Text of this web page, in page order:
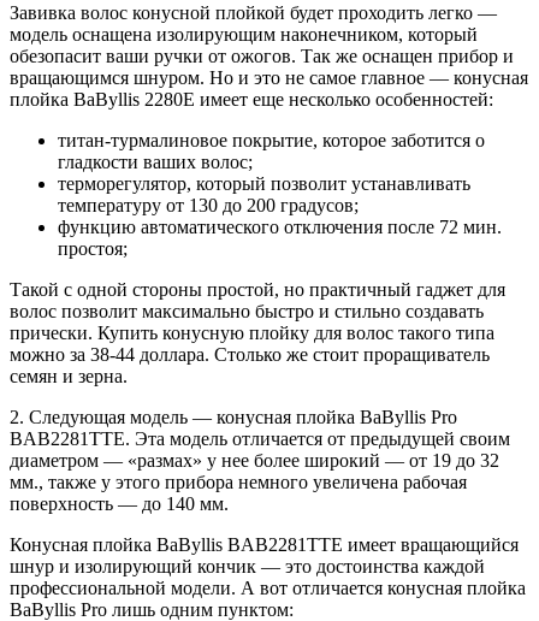
Завивка волос конусной плойкой будет проходить легко —
модель оснащена изолирующим наконечником, который
обезопасит ваши ручки от ожогов. Так же оснащен прибор и
вращающимся шнуром. Но и это не самое главное — конусная
плойка BaByllis 2280Е имеет еще несколько особенностей:
титан-турмалиновое покрытие, которое заботится о
гладкости ваших волос;
терморегулятор, который позволит устанавливать
температуру от 130 до 200 градусов;
функцию автоматического отключения после 72 мин.
простоя;
Такой с одной стороны простой, но практичный гаджет для
волос позволит максимально быстро и стильно создавать
прически. Купить конусную плойку для волос такого типа
можно за 38-44 доллара. Столько же стоит проращиватель
семян и зерна.
2. Следующая модель — конусная плойка BaByllis Pro
BAB2281TTE. Эта модель отличается от предыдущей своим
диаметром — «размах» у нее более широкий — от 19 до 32
мм., также у этого прибора немного увеличена рабочая
поверхность — до 140 мм.
Конусная плойка BaByllis BAB2281TTE имеет вращающийся
шнур и изолирующий кончик — это достоинства каждой
профессиональной модели. А вот отличается конусная плойка
BaByllis Pro лишь одним пунктом: